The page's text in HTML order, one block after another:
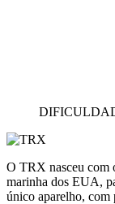
O TRX nasceu com
marinha dos EUA,
único aparelho, com